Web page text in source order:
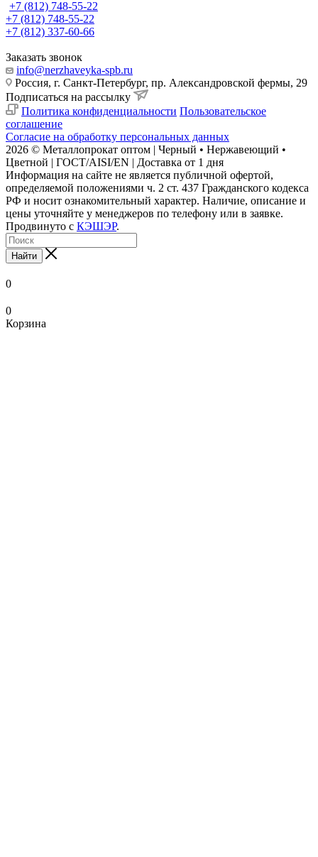
+7 (812) 748-55-22
+7 (812) 748-55-22
+7 (812) 337-60-66
Заказать звонок
info@nerzhaveyka-spb.ru
Россия, г. Санкт-Петербург, пр. Александровской фермы, 29
Подписаться на рассылку
Политика конфиденциальности Пользовательское
соглашение
Согласие на обработку персональных данных
2026 © Металлопрокат оптом | Черный • Нержавеющий •
Цветной | ГОСТ/AISI/EN | Доставка от 1 дня
Информация на сайте не является публичной офертой,
определяемой положениями ч. 2 ст. 437 Гражданского кодекса
РФ и носит ознакомительный характер. Наличие, описание и
цены уточняйте у менеджеров по телефону или в заявке.
Продвинуто с КЭШЭР.
Найти
0
0
Корзина